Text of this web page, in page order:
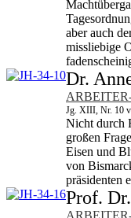
aber auch
missliebige
Dr.
Jg. XIII, Nr. 10
Nicht durch
großen
Eisen und
von
präsidenten
Prof.